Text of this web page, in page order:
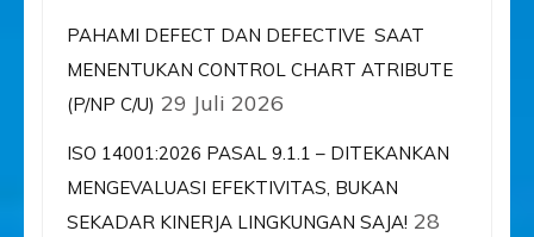
PAHAMI DEFECT DAN DEFECTIVE SAAT
MENENTUKAN CONTROL CHART ATRIBUTE
(P/NP C/U) 29 Juli 2026
ISO 14001:2026 PASAL 9.1.1 – DITEKANKAN
MENGEVALUASI EFEKTIVITAS, BUKAN
SEKADAR KINERJA LINGKUNGAN SAJA! 28